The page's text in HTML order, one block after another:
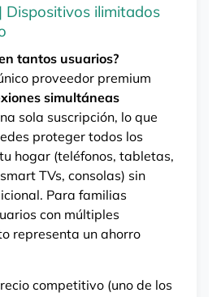
Dispositivos ilimitados
tantos usuarios?
proveedor premium
simultáneas
sola suscripción, lo que
proteger todos los
hogar (teléfonos, tabletas,
TVs, consolas) sin
Para familias
con múltiples
representa un ahorro
competitivo (uno de los